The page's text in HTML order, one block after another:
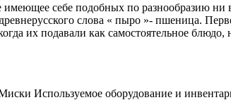
себе подобных по разнообразию
слова « пыро »- пшеница.
их подавали как самостоятельное
Используемое оборудование и